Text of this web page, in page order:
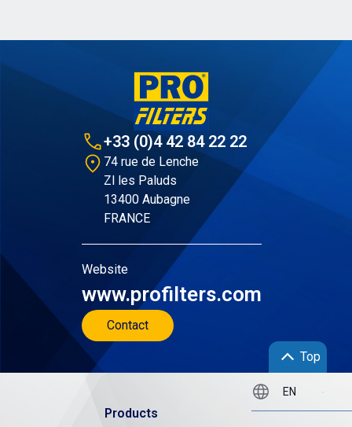
+33 (0)4 42 84 22 22
74 rue de Lenche
Zl les Paluds
13400 Aubagne
FRANCE
Website
www.profilters.com
Contact
Top
Products